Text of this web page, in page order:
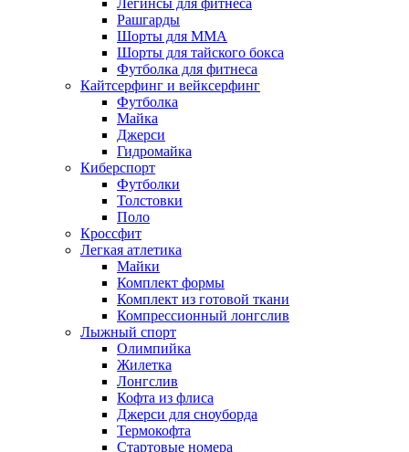
Рашгарды
Шорты для MMA
Шорты для тайского бокса
Футболка для фитнеса
Кайтсерфинг и вейксерфинг
Футболка
Майка
Джерси
Гидромайка
Киберспорт
Футболки
Толстовки
Поло
Кроссфит
Легкая атлетика
Майки
Комплект формы
Комплект из готовой ткани
Компрессионный лонгслив
Лыжный спорт
Олимпийка
Жилетка
Лонгслив
Кофта из флиса
Джерси для сноуборда
Термокофта
Стартовые номера